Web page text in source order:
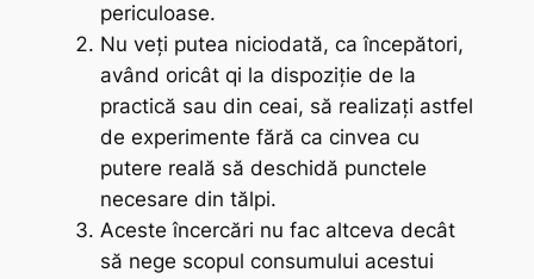
periculoase.
Nu veți putea niciodată, ca începători,
având oricât qi la dispoziție de la
practică sau din ceai, să realizați astfel
de experimente fără ca cinvea cu
putere reală să deschidă punctele
necesare din tălpi.
Aceste încercări nu fac altceva decât
să nege scopul consumului acestui